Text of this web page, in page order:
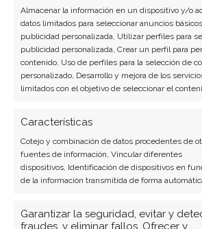
Almacenar la información en un dispositivo y/o
datos limitados para seleccionar anuncios
publicidad personalizada, Utilizar perfiles para
publicidad personalizada, Crear un perfil para
contenido, Uso de perfiles para la selección de
personalizado, Desarrollo y mejora de los
limitados con el objetivo de seleccionar el
Características
Cotejo y combinación de datos procedentes de
fuentes de información, Vincular diferentes
dispositivos, Identificación de dispositivos en
de la información transmitida de forma
Garantizar la seguridad, evitar y
fraudes, y eliminar fallos, Ofrecer y
Carmen Ruiz
Periodista especializada en
transformación digital con más
experiencia. Experta en
ciberseguridad y startups